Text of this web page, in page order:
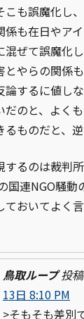
こも誤魔化し
係も在日やア
混ぜて誤魔化
とやらの関係
論するに値し
だのと、よく
るものだと、
するのは裁判
国連NGO騒
おいてよく言
鳥取ループ 投
13日 8:10 PM
>そもそも差別